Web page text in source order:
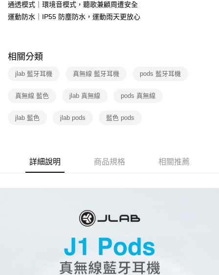
通透模式｜環境音模式，聽歌兼顧周遭安全
運動防水｜IP55 防塵防水，運動雨天更放心
相關分類
jlab 藍牙耳機 真無線 藍牙耳機 pods 藍牙耳機
真無線 藍色 jlab 真無線 pods 真無線
jlab 藍色 jlab pods 藍色 pods
詳細說明 商品規格 相關推薦